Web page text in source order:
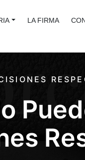
LA FIRMA